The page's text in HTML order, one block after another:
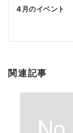
ン
4月のイベント
関連記事